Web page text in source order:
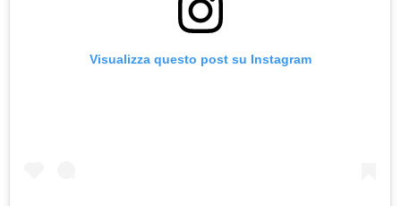
Visualizza questo post su Instagram